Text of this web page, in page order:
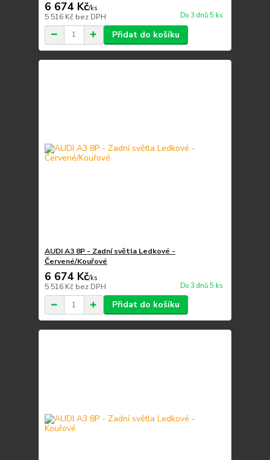
6 674 Kč/ks
5 516 Kč bez DPH Do 3 dnů 5 ks
Přidat do košíku
AUDI A3 8P - Zadní světla Ledkové -
Červené/Kouřové
6 674 Kč/ks
5 516 Kč bez DPH Do 3 dnů 5 ks
Přidat do košíku